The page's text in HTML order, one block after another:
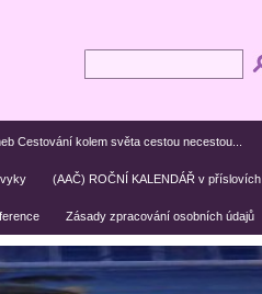
Cestování kolem světa cestou necestou...
(AAČ) ROČNÍ KALENDÁŘ v příslovích
Zásady zpracování osobních údajů